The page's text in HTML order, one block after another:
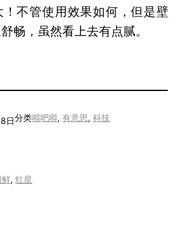
！不管使用效果如何，但是壁
畅，虽然看上去有点腻。
日分类嘚吧嘚, 有意思, 科技
鲜, 红星